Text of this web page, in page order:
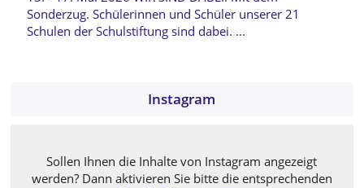
Sonderzug. Schülerinnen und Schüler unserer 21
Schulen der Schulstiftung sind dabei. ...
Instagram
Sollen Ihnen die Inhalte von Instagram angezeigt
werden? Dann aktivieren Sie bitte die entsprechenden